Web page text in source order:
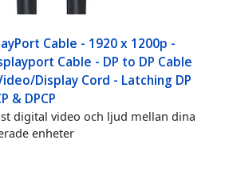
Cable - 1920 x 1200p -
Cable - DP to DP Cable
Display Cord - Latching DP
& DPCP
digital video och ljud mellan dina
enheter